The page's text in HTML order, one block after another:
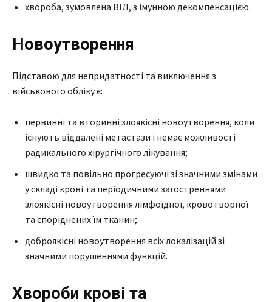
хвороба, зумовлена ВІЛ, з імунною декомпенсацією.
Новоутворення
Підставою для непридатності та виключення з
військового обліку є:
первинні та вторинні злоякісні новоутворення, коли
існують віддалені метастази і немає можливості
радикального хірургічного лікування;
швидко та повільно прогресуючі зі значними змінами
у складі крові та періодичними загостреннями
злоякісні новоутворення лімфоїдної, кровотворної
та споріднених їм тканин;
доброякісні новоутворення всіх локалізацій зі
значними порушеннями функцій.
Хвороби крові та